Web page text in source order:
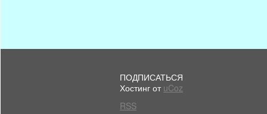
ПОДПИСАТЬСЯ
Хостинг от uCoz
RSS